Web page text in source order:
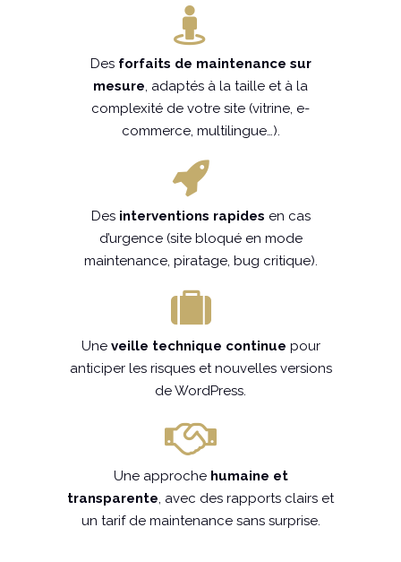
Des forfaits de maintenance sur
mesure, adaptés à la taille et à la
complexité de votre site (vitrine, e-
commerce, multilingue…).
Des interventions rapides en cas
d’urgence (site bloqué en mode
maintenance, piratage, bug critique).
Une veille technique continue pour
anticiper les risques et nouvelles versions
de WordPress.
Une approche humaine et
transparente, avec des rapports clairs et
un tarif de maintenance sans surprise.